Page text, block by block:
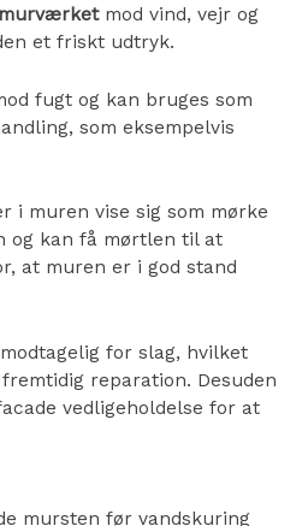
mod vind, vejr og
et friskt udtryk.
fugt og kan bruges som
som eksempelvis
i muren vise sig som mørke
og kan få mørtlen til at
at muren er i god stand
for slag, hvilket
reparation. Desuden
vedligeholdelse for at